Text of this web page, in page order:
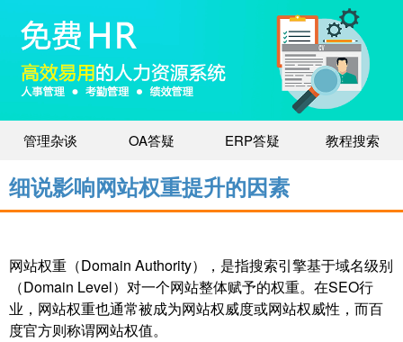
管理杂谈 OA答疑 ERP答疑 教程搜索
细说影响网站权重提升的因素
网站权重（Domain Authority），是指搜索引擎基于域名级别
（Domain Level）对一个网站整体赋予的权重。在SEO行
业，网站权重也通常被成为网站权威度或网站权威性，而百
度官方则称谓网站权值。